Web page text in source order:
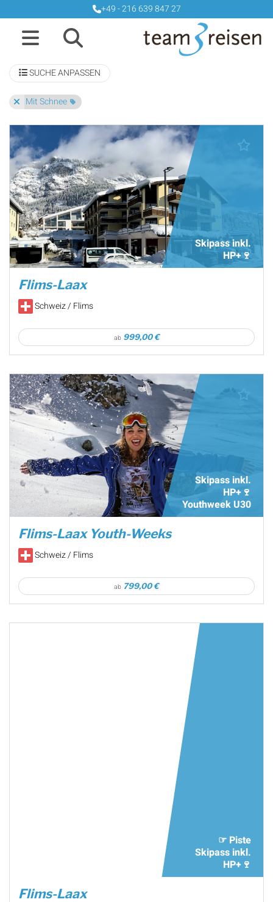
+49 - 216 639 847 27
SUCHE ANPASSEN
Mit Schnee
Skipass inkl.
HP+🍷
Flims-Laax
Schweiz / Flims
ab 999,00 €
Skipass inkl.
HP+🍷
Youthweek U30
Flims-Laax Youth-Weeks
Schweiz / Flims
ab 799,00 €
☞ Piste
Skipass inkl.
HP+🍷
Flims-Laax